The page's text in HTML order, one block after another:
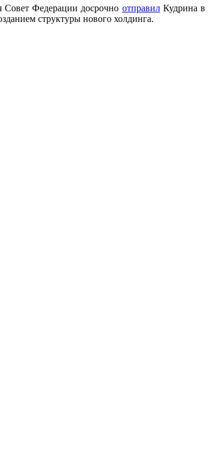
Совет Федерации досрочно отправилКудрина в
структуры нового холдинга.